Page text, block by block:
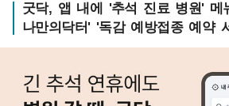
굿닥, 앱 내에 '추석 진료 병원' 메
나만의닥터' '독감 예방접종 예약